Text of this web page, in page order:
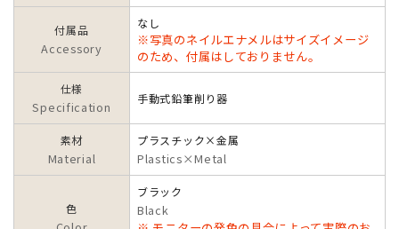
付属品
Accessory
なし
※写真のネイルエナメルはサイズイメージ
のため、付属はしておりません。
仕様
Specification
手動式鉛筆削り器
素材
Material
プラスチック×金属
Plastics×Metal
色
ブラック
Black